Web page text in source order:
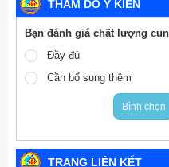
THĂM DÒ Ý KIẾN
Bạn đánh giá chất lượng
Đầy đủ
Cần bổ sung thêm
Bình chọn
TRANG LIÊN KẾT